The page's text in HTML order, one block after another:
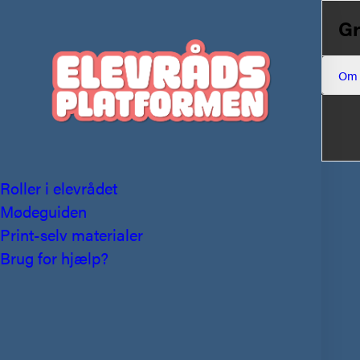
Roller i elevrådet
Mødeguiden
Print-selv materialer
Brug for hjælp?
Om